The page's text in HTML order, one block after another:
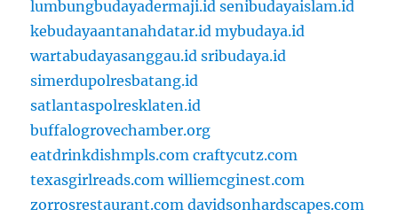
lumbungbudayadermaji.id senibudayaislam.id
kebudayaantanahdatar.id mybudaya.id
wartabudayasanggau.id sribudaya.id
simerdupolresbatang.id
satlantaspolresklaten.id
buffalogrovechamber.org
eatdrinkdishmpls.com craftycutz.com
texasgirlreads.com williemcginest.com
zorrosrestaurant.com davidsonhardscapes.com